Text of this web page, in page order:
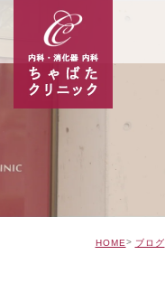
HOME ブログ